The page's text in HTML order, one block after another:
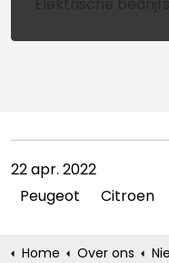
22 apr. 2022
Peugeot
Citroen
Home Over ons